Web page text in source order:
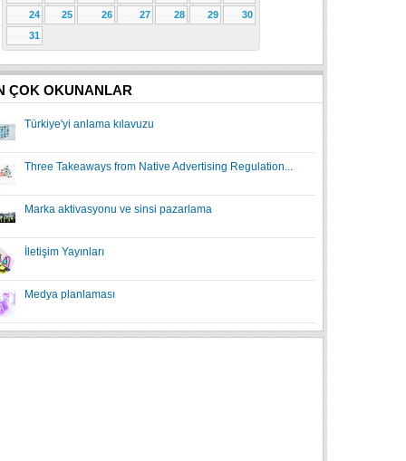
24
25 26 27 28 29
30
31
ÇOK OKUNANLAR
Türkiye'yi anlama kılavuzu
Three Takeaways from Native Advertising Regulation...
Marka aktivasyonu ve sinsi pazarlama
İletişim Yayınları
Medya planlaması